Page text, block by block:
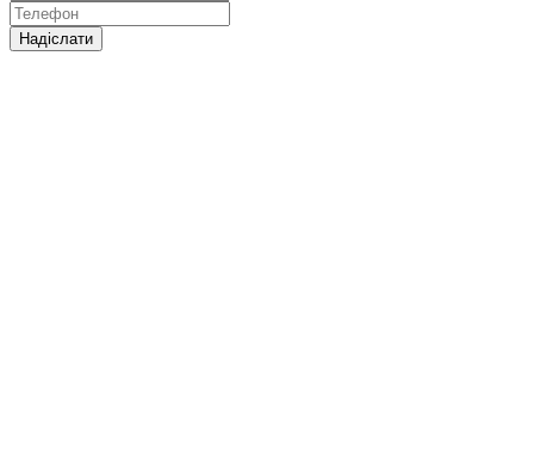
Надіслати